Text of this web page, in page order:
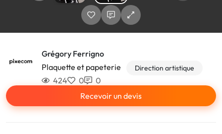
Grégory Ferrigno
Plaquette et papeterie
Direction artistique
424 0
0
Recevoir un devis